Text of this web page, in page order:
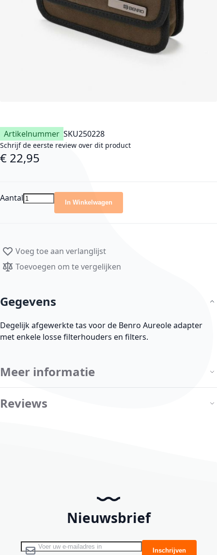
Artikelnummer SKU250228
Schrijf de eerste review over dit product
€ 22,95
Aantal In Winkelwagen
Voeg toe aan verlanglijst
Toevoegen om te vergelijken
Gegevens
Degelijk afgewerkte tas voor de Benro Aureole adapter
met enkele losse filterhouders en filters.
Meer informatie
Reviews
Nieuwsbrief
Abonneer u op onze nieuwsbrief Inschrijven